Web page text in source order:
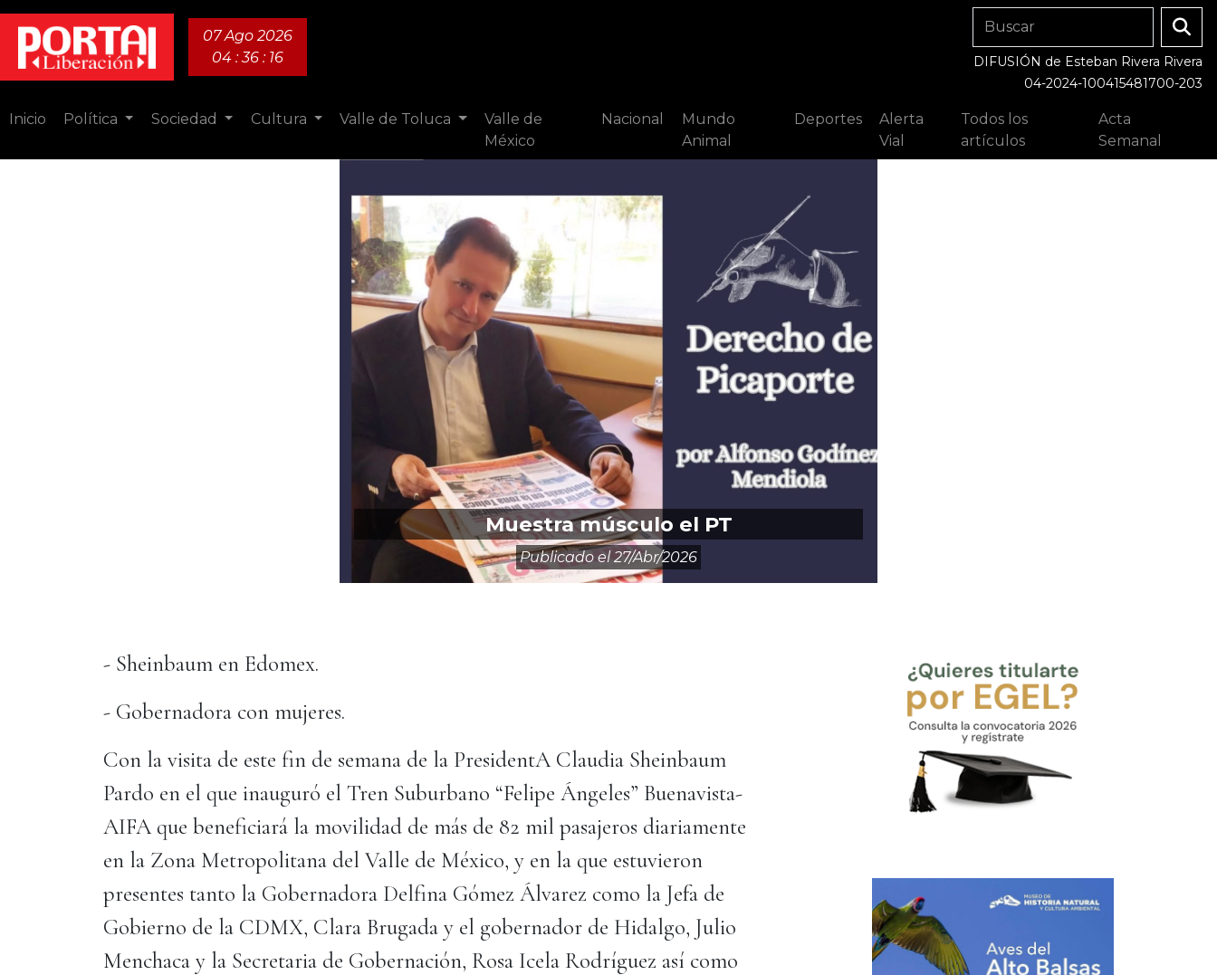
07 Ago 2026
04 : 36 : 17
DIFUSIÓN de Esteban Rivera Rivera
04-2024-100415481700-203
Inicio Política Sociedad Cultura Valle de Toluca
Valle de
México
Nacional
Mundo
Animal
Deportes
Alerta
Vial
Todos los
artículos
Acta
Semanal
Muestra músculo el PT
Publicado el27/abr/2026
- Sheinbaum en Edomex.
- Gobernadora con mujeres.
Con la visita de este fin de semana de la PresidentA Claudia Sheinbaum
Pardo en el que inauguró el Tren Suburbano “Felipe Ángeles” Buenavista-
AIFA que beneficiará la movilidad de más de 82 mil pasajeros diariamente
en la Zona Metropolitana del Valle de México, y en la que estuvieron
presentes tanto la Gobernadora Delfina Gómez Álvarez como la Jefa de
Gobierno de la CDMX, Clara Brugada y el gobernador de Hidalgo, Julio
Menchaca y la Secretaria de Gobernación, Rosa Icela Rodríguez así como